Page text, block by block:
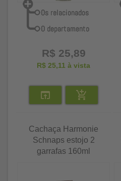
R$ 25,89
R$ 25,11 à vista
Cachaça Harmonie
Schnaps estojo 2
garrafas 160ml